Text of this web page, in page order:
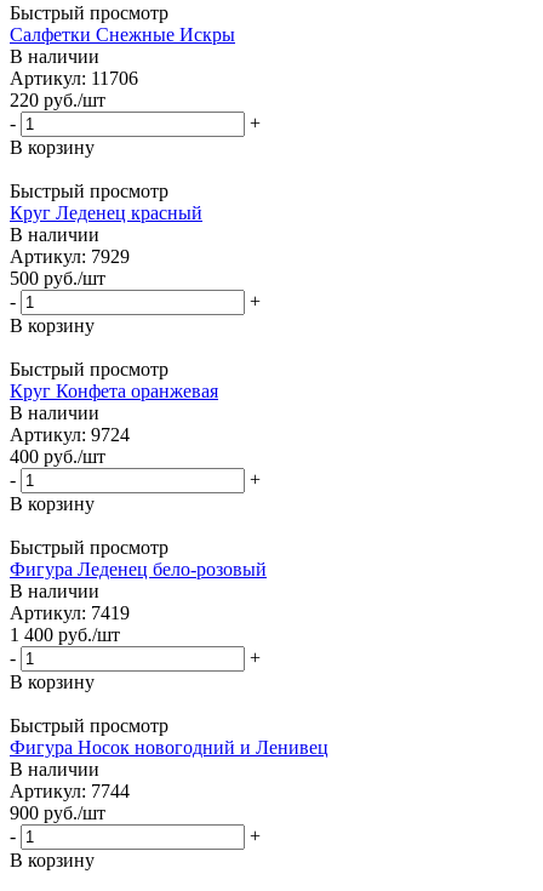
Быстрый просмотр
Салфетки Снежные Искры
В наличии
Артикул: 11706
220 руб./шт
-
+
В корзину
Быстрый просмотр
Круг Леденец красный
В наличии
Артикул: 7929
500 руб./шт
-
+
В корзину
Быстрый просмотр
Круг Конфета оранжевая
В наличии
Артикул: 9724
400 руб./шт
-
+
В корзину
Быстрый просмотр
Фигура Леденец бело-розовый
В наличии
Артикул: 7419
1 400 руб./шт
-
+
В корзину
Быстрый просмотр
Фигура Носок новогодний и Ленивец
В наличии
Артикул: 7744
900 руб./шт
-
+
В корзину